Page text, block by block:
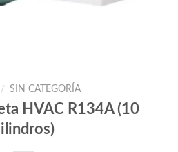
/ SIN CATEGORÍA
HVAC R134A (10